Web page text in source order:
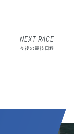
NEXT RACE
今後の競技日程